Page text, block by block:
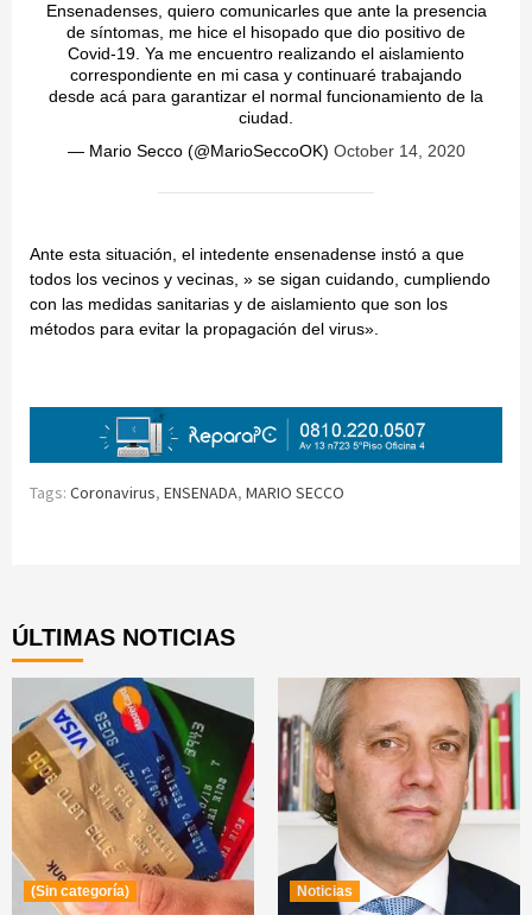
Ensenadenses, quiero comunicarles que ante la presencia
de síntomas, me hice el hisopado que dio positivo de
Covid-19. Ya me encuentro realizando el aislamiento
correspondiente en mi casa y continuaré trabajando
desde acá para garantizar el normal funcionamiento de la
ciudad.
— Mario Secco (@MarioSeccoOK) October 14, 2020
Ante esta situación, el intedente ensenadense instó a que
todos los vecinos y vecinas, » se sigan cuidando, cumpliendo
con las medidas sanitarias y de aislamiento que son los
métodos para evitar la propagación del virus».
Tags: Coronavirus, ENSENADA, MARIO SECCO
ÚLTIMAS NOTICIAS
(Sin categoría) Noticias